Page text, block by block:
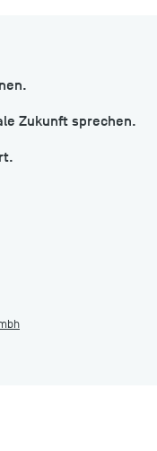
Zukunft sprechen.